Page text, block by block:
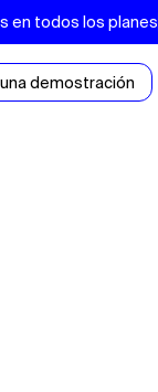
en todos los planes
demostración